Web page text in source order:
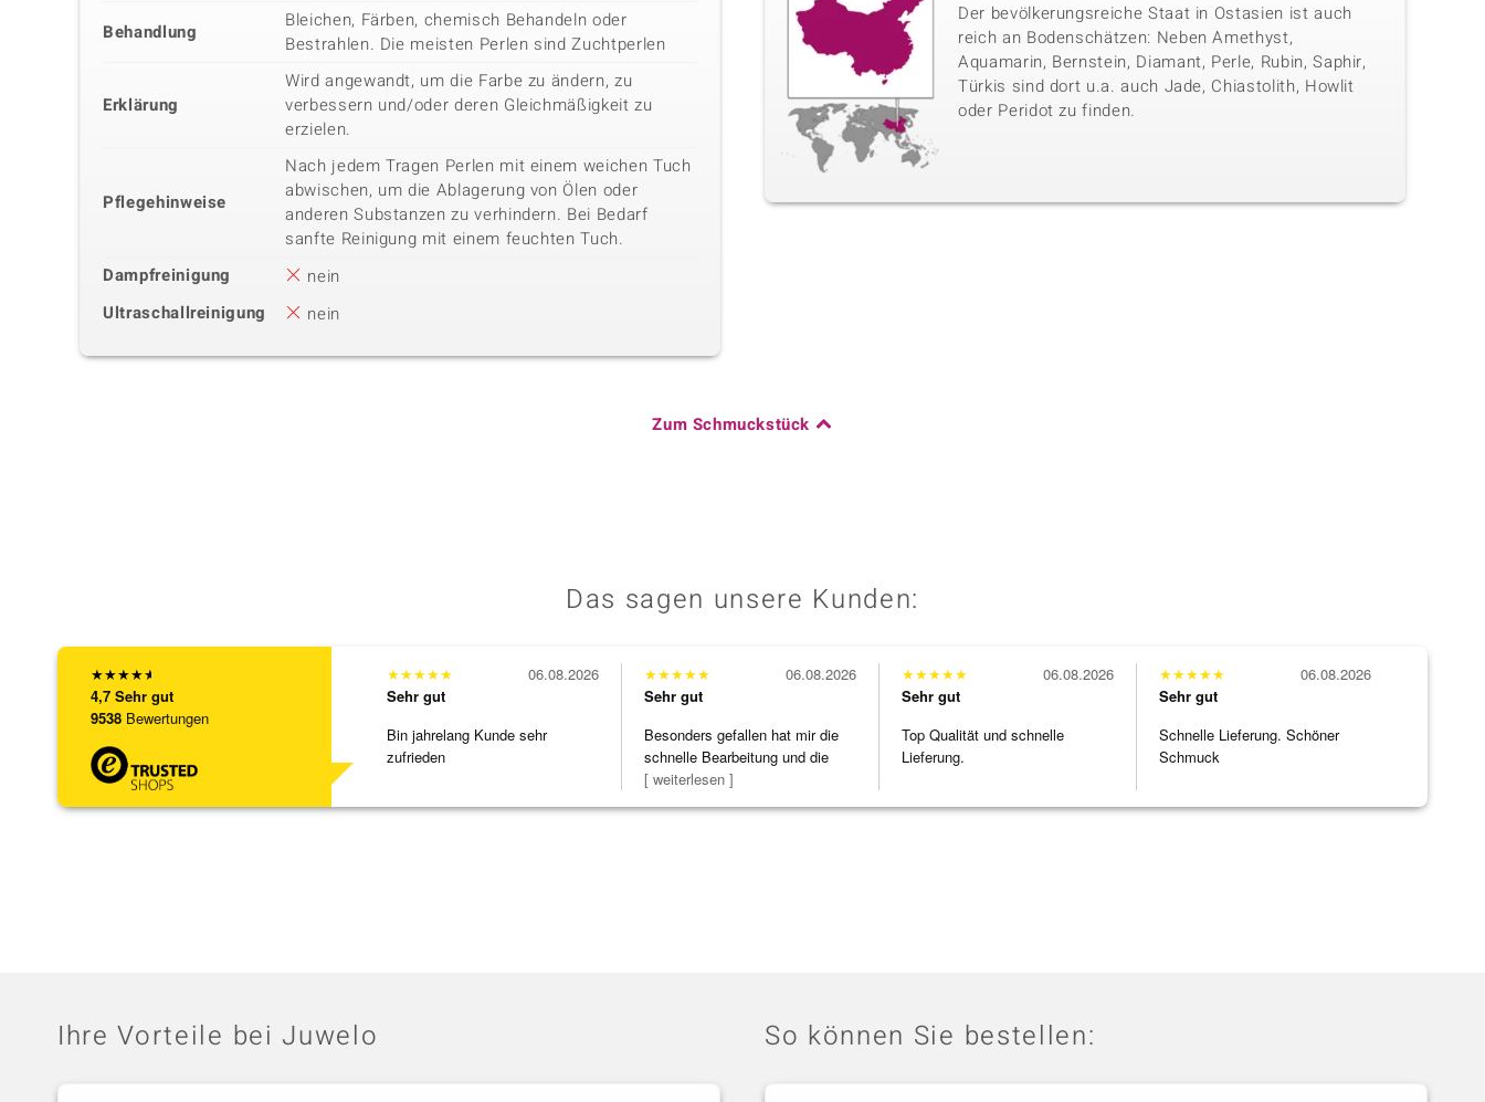
Behandlung
Bleichen, Färben, chemisch Behandeln oder
Bestrahlen. Die meisten Perlen sind Zuchtperlen
Erklärung
Wird angewandt, um die Farbe zu ändern, zu
verbessern und/oder deren Gleichmäßigkeit zu
erzielen.
Pflegehinweise
Nach jedem Tragen Perlen mit einem weichen Tuch
abwischen, um die Ablagerung von Ölen oder
anderen Substanzen zu verhindern. Bei Bedarf
sanfte Reinigung mit einem feuchten Tuch.
Dampfreinigung
nein
Ultraschallreinigung
nein
Der bevölkerungsreiche Staat in Ostasien ist auch
reich an Bodenschätzen: Neben Amethyst,
Aquamarin, Bernstein, Diamant, Perle, Rubin, Saphir,
Türkis sind dort u.a. auch Jade, Chiastolith, Howlit
oder Peridot zu finden.
Zum Schmuckstück
Das sagen unsere Kunden:
★★★★★
4,7 Sehr gut
9538 Bewertungen
★★★★★
Sehr gut
Bin jahrelang Kunde sehr
zufrieden
06.08.2026 ★★★★★
Sehr gut
Besonders gefallen hat mir die
schnelle Bearbeitung und die
Bearbeitun
[ weiterlesen ]
06.08.2026 ★★★★★
Sehr gut
Top Qualität und schnelle
Lieferung.
06.08.2026 ★★★★★
Sehr gut
Schnelle Lieferung. Schöner
Schmuck
06.08.2026
Ihre Vorteile bei Juwelo So können Sie bestellen: